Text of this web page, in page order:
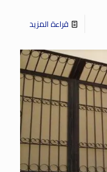
قراءة المزيد